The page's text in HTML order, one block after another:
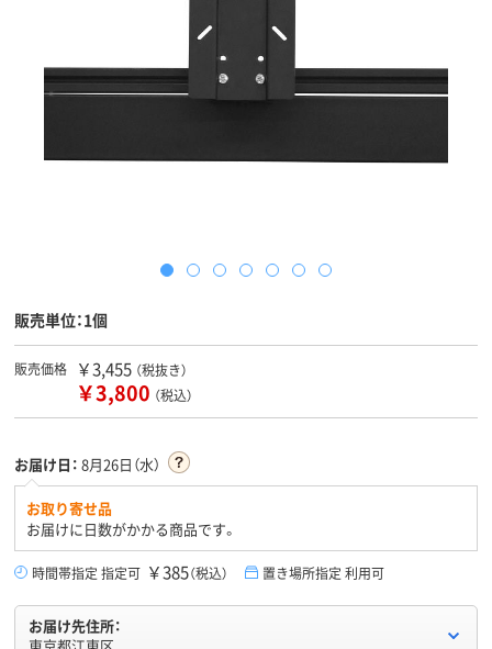
販売単位：1個
販売価格 ￥3,455 （税抜き）
￥3,800 （税込）
お届け日： 8月26日（水）
お取り寄せ品
お届けに日数がかかる商品です。
時間帯指定 指定可 ￥385（税込） 置き場所指定 利用可
お届け先住所：